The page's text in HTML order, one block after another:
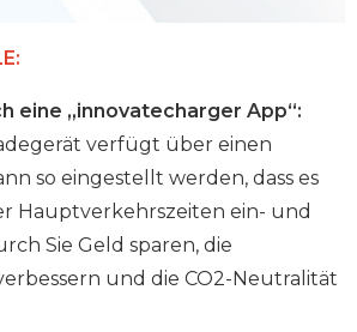
eine „innovatecharger App“:
verfügt über einen
so eingestellt werden, dass es
Hauptverkehrszeiten ein- und
Sie Geld sparen, die
und die CO2-Neutralität